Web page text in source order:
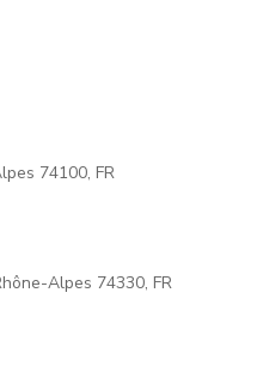
74100, FR
Alpes 74330, FR